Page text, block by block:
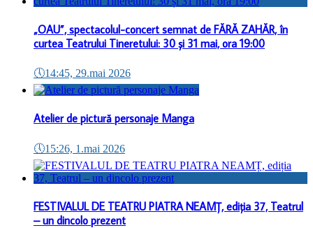
„OAU”, spectacolul-concert semnat de FĂRĂ ZAHĂR, în
curtea Teatrului Tineretului: 30 și 31 mai, ora 19:00
🕔14:45, 29.mai 2026
Atelier de pictură personaje Manga
🕔15:26, 1.mai 2026
FESTIVALUL DE TEATRU PIATRA NEAMȚ, ediția 37, Teatrul
– un dincolo prezent